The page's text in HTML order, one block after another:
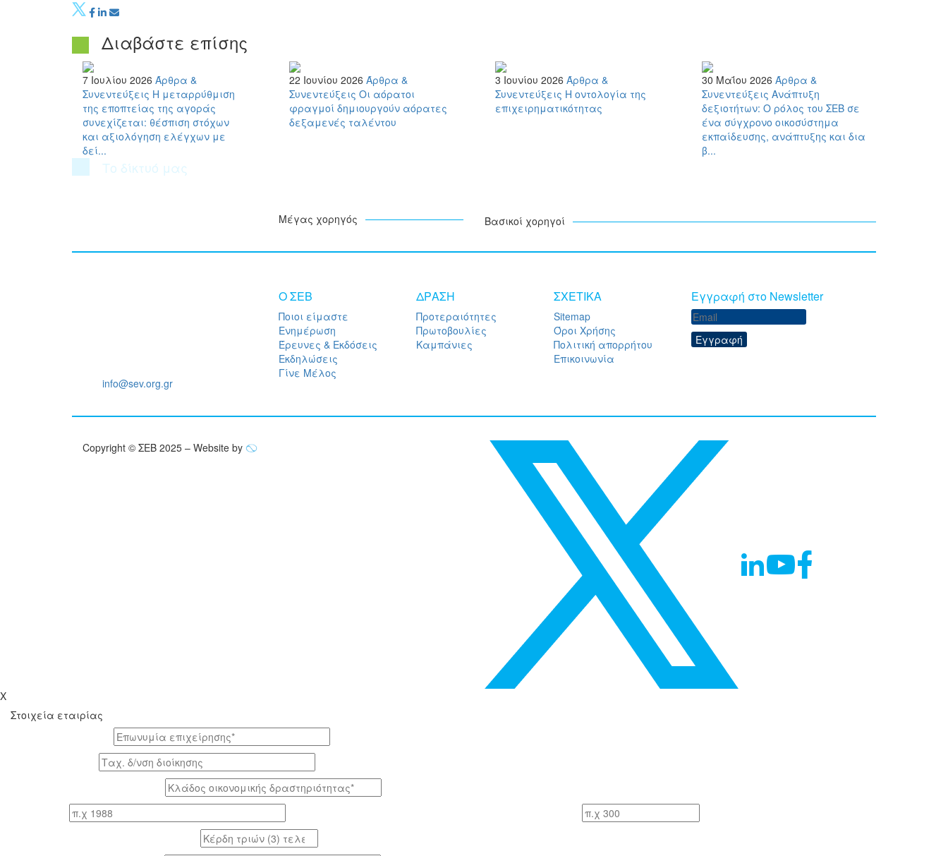
Διαβάστε επίσης
7 Ιουλίου 2026 Άρθρα &
Συνεντεύξεις Η μεταρρύθμιση
της εποπτείας της αγοράς
συνεχίζεται: θέσπιση στόχων
και αξιολόγηση ελέγχων με
δεί...
22 Ιουνίου 2026 Άρθρα &
Συνεντεύξεις Οι αόρατοι
φραγμοί δημιουργούν αόρατες
δεξαμενές ταλέντου
3 Ιουνίου 2026 Άρθρα &
Συνεντεύξεις Η oντολογία της
επιχειρηματικότητας
30 Μαΐου 2026 Άρθρα &
Συνεντεύξεις Ανάπτυξη
δεξιοτήτων: Ο ρόλος του ΣΕΒ σε
ένα σύγχρονο οικοσύστημα
εκπαίδευσης, ανάπτυξης και δια
β...
Το δίκτυό μας
Μέγας χορηγός Βασικοί χορηγοί
info@sev.org.gr
O ΣΕΒ
Ποιοι είμαστε
Ενημέρωση
Έρευνες & Εκδόσεις
Εκδηλώσεις
Γίνε Μέλος
ΔΡΑΣΗ
Προτεραιότητες
Πρωτοβουλίες
Καμπάνιες
ΣΧΕΤΙΚΑ
Sitemap
Όροι Χρήσης
Πολιτική απορρήτου
Επικοινωνία
Eγγραφή στο Newsletter
Εγγραφή
Copyright © ΣΕΒ 2025 – Website by
X
Στοιχεία εταιρίας